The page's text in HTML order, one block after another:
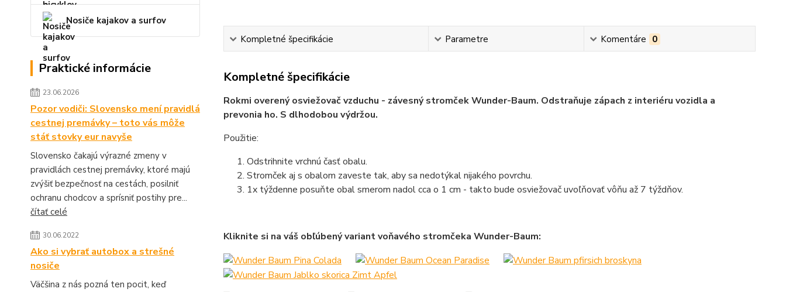
Nosiče kajakov a surfov
Praktické informácie
23.06.2026
Pozor vodiči: Slovensko mení pravidlá
cestnej premávky – toto vás môže
stáť stovky eur navyše
Slovensko čakajú výrazné zmeny v
pravidlách cestnej premávky, ktoré majú
zvýšiť bezpečnosť na cestách, posilniť
ochranu chodcov a sprísniť postihy pre...
čítať celé
30.06.2022
Ako si vybrať autobox a strešné
nosiče
Väčšina z nás pozná ten pocit, keď
Kompletné špecifikácie Parametre Komentáre 0
Kompletné špecifikácie
Rokmi overený osviežovač vzduchu - závesný stromček Wunder-Baum. Odstraňuje zápach z interiéru vozidla a
prevonia ho. S dlhodobou výdržou.
Použitie:
Odstrihnite vrchnú časť obalu.
Stromček aj s obalom zaveste tak, aby sa nedotýkal nijakého povrchu.
1x týždenne posuňte obal smerom nadol cca o 1 cm - takto bude osviežovač uvoľňovať vôňu až 7 týždňov.
Kliknite si na váš obľúbený variant voňavého stromčeka Wunder-Baum: